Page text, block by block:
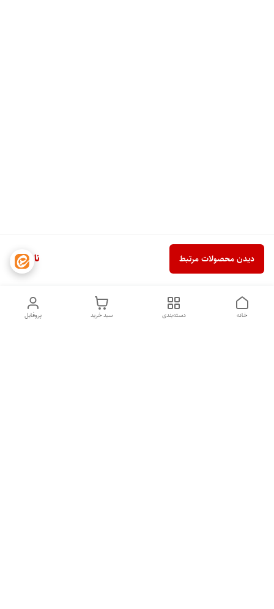
ناموجود دیدن محصولات مرتبط
پروفایل سبد خرید دسته‌بندی خانه